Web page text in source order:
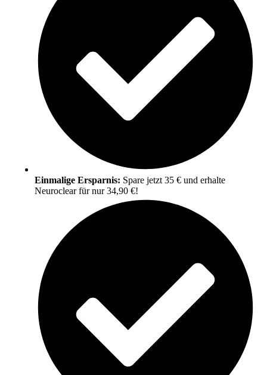
Einmalige Ersparnis: Spare jetzt 35 € und erhalte
Neuroclear für nur 34,90 €!